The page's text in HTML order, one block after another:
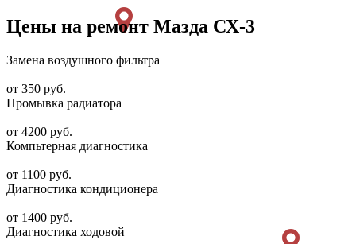
Цены на ремонт Мазда СХ-3
Замена воздушного фильтра
от 350 руб.
Промывка радиатора
от 4200 руб.
Компьтерная диагностика
от 1100 руб.
Диагностика кондиционера
от 1400 руб.
Диагностика ходовой